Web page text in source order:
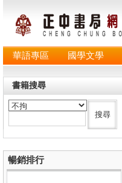
華語專區 國學文學
書籍搜尋
暢銷排行